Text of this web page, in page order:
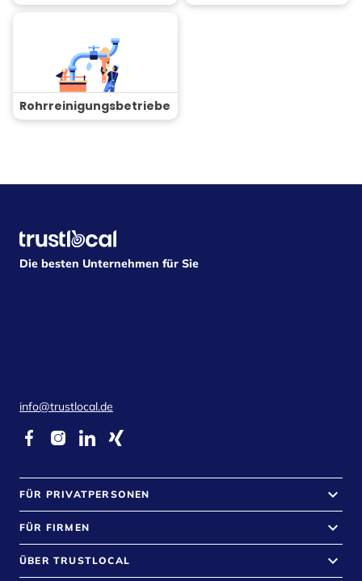
Rohrreinigungsbetriebe
Die besten Unternehmen für Sie
info@trustlocal.de
FÜR PRIVATPERSONEN keyboard_arrow_down
FÜR FIRMEN keyboard_arrow_down
ÜBER TRUSTLOCAL keyboard_arrow_down